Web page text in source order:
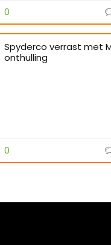
0
Spyderco verrast met
onthulling
0